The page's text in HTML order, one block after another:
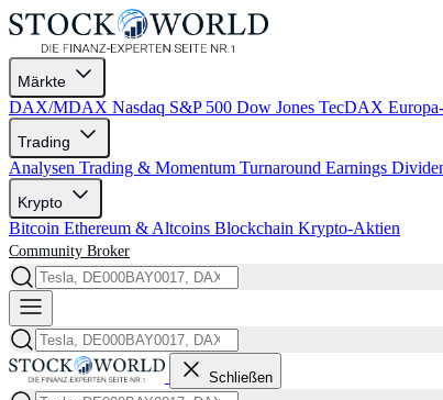
Märkte
DAX/MDAX Nasdaq S&P 500 Dow Jones TecDAX
Trading
Analysen Trading & Momentum Turnaround Earnings
Krypto
Bitcoin Ethereum & Altcoins Blockchain Krypto-Aktien
Community Broker
Schließen